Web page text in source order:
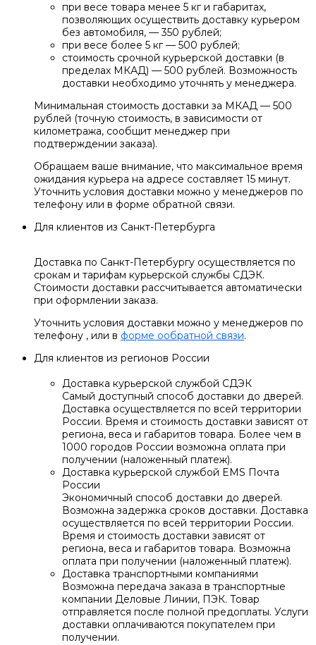
при весе товара менее 5 кг и габаритах,
позволяющих осуществить доставку курьером
без автомобиля, — 350 рублей;
при весе более 5 кг — 500 рублей;
стоимость срочной курьерской доставки (в
пределах МКАД) — 500 рублей. Возможность
доставки необходимо уточнять у менеджера.
Минимальная стоимость доставки за МКАД — 500
рублей (точную стоимость, в зависимости от
километража, сообщит менеджер при
подтверждении заказа).
Обращаем ваше внимание, что максимальное время
ожидания курьера на адресе составляет 15 минут.
Уточнить условия доставки можно у менеджеров по
телефону или в форме обратной связи.
Для клиентов из Санкт-Петербурга
Доставка по Санкт-Петербургу осуществляется по
срокам и тарифам курьерской службы СДЭК.
Стоимости доставки рассчитывается автоматически
при оформлении заказа.
Уточнить условия доставки можно у менеджеров по
телефону , или в форме ообратной связи.
Для клиентов из регионов России
Доставка курьерской службой СДЭК
Самый доступный способ доставки до дверей.
Доставка осуществляется по всей территории
России. Время и стоимость доставки зависят от
региона, веса и габаритов товара. Более чем в
1000 городов России возможна оплата при
получении (наложенный платеж).
Доставка курьерской службой EMS Почта
России
Экономичный способ доставки до дверей.
Возможна задержка сроков доставки. Доставка
осуществляется по всей территории России.
Время и стоимость доставки зависят от
региона, веса и габаритов товара. Возможна
оплата при получении (наложенный платеж).
Доставка транспортными компаниями
Возможна передача заказа в транспортные
компании Деловые Линии, ПЭК. Товар
отправляется после полной предоплаты. Услуги
доставки оплачиваются покупателем при
получении.